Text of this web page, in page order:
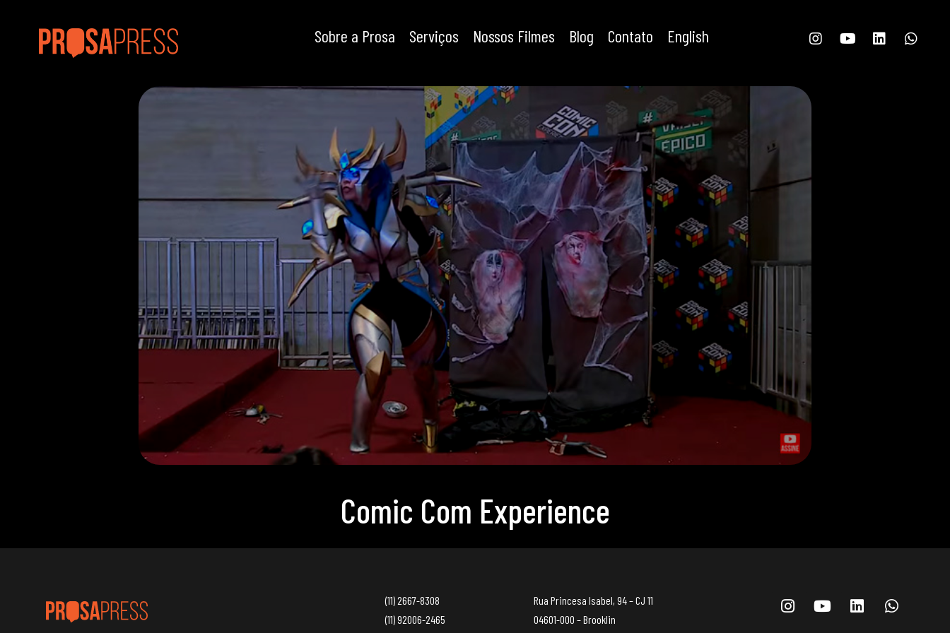
Sobre a Prosa Serviços Nossos Filmes Blog Contato English
Comic Com Experience
(11) 2667-8308
(11) 92006-2465
Rua Princesa Isabel, 94 – CJ 11
04601-000 – Brooklin